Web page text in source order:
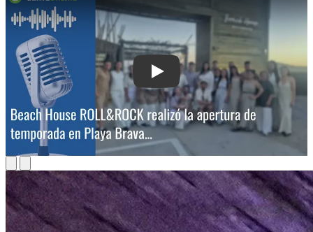
Play: Beach House ROLL&ROCK